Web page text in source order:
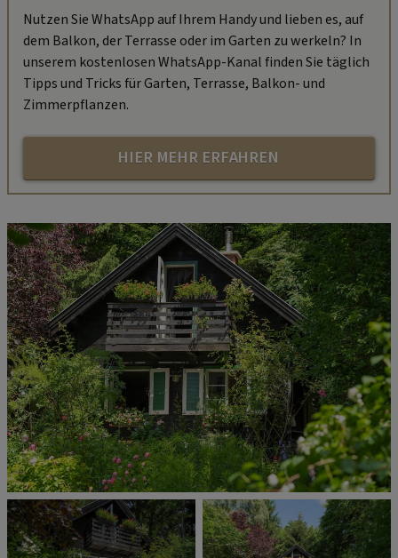
Nutzen Sie WhatsApp auf Ihrem Handy und lieben es, auf
dem Balkon, der Terrasse oder im Garten zu werkeln? In
unserem kostenlosen WhatsApp-Kanal finden Sie täglich
Tipps und Tricks für Garten, Terrasse, Balkon- und
Zimmerpflanzen.
HIER MEHR ERFAHREN